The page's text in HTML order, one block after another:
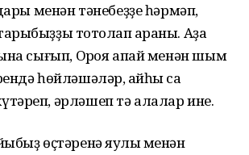
менән тәнебеҙҙе һәрмәп,
тотҡолап ҡараны. Аҙаҡ
сығып, Орҡоя апай менән шым
һөйләшәләр, ҡайһы саҡ
әрләшеп тә алалар ине.
өҫтәренә яулыҡ менән